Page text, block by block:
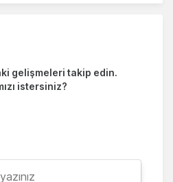
gelişmeleri takip edin.
istersiniz?